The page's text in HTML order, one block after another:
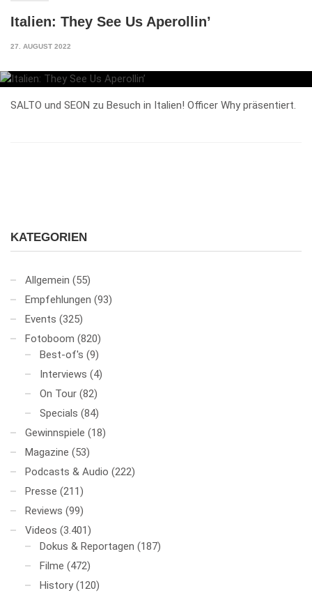
Italien: They See Us Aperollin’
27. AUGUST 2022
SALTO und SEON zu Besuch in Italien! Officer Why präsentiert.
KATEGORIEN
Allgemein (55)
Empfehlungen (93)
Events (325)
Fotoboom (820)
Best-of's (9)
Interviews (4)
On Tour (82)
Specials (84)
Gewinnspiele (18)
Magazine (53)
Podcasts & Audio (222)
Presse (211)
Reviews (99)
Videos (3.401)
Dokus & Reportagen (187)
Filme (472)
History (120)